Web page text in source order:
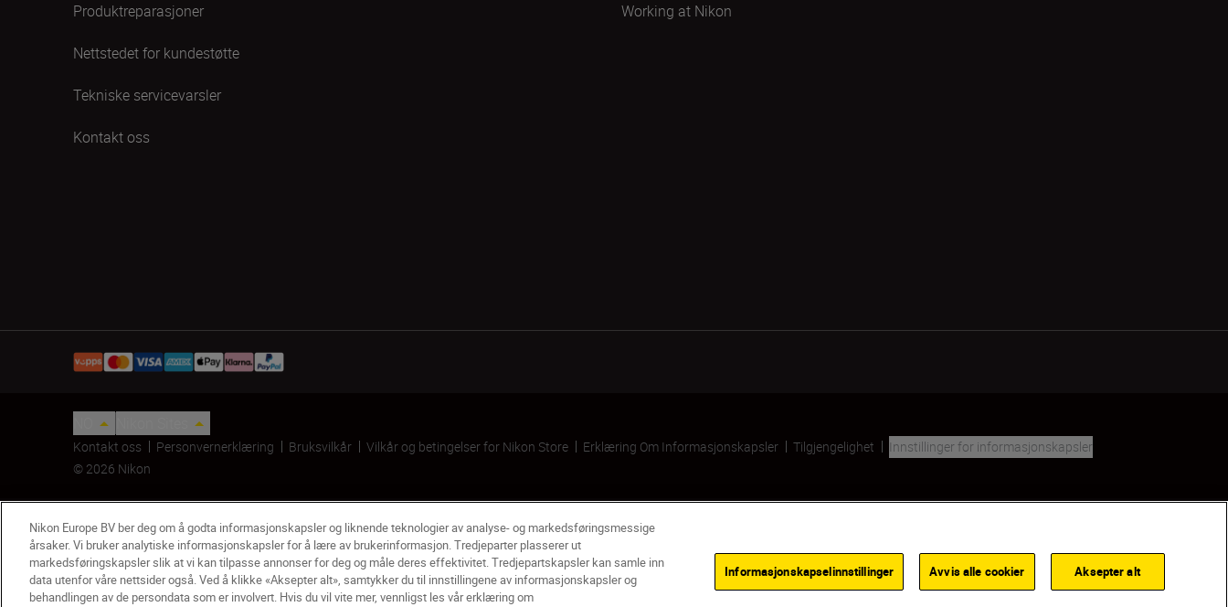
Produktreparasjoner
Nettstedet for kundestøtte
Tekniske servicevarsler
Kontakt oss
Working at Nikon
Kontakt oss Personvernerklæring Bruksvilkår Vilkår og betingelser for Nikon Store Erklæring Om Informasjonskapsler Tilgjengelighet
Innstillinger for informasjonskapsler
© 2026 Nikon
Nikon Europe BV ber deg om å godta informasjonskapsler og liknende teknologier av analyse- og markedsføringsmessige
årsaker. Vi bruker analytiske informasjonskapsler for å lære av brukerinformasjon. Tredjeparter plasserer ut
markedsføringskapsler slik at vi kan tilpasse annonser for deg og måle deres effektivitet. Tredjepartskapsler kan samle inn
data utenfor våre nettsider også. Ved å klikke «Aksepter alt», samtykker du til innstillingene av informasjonskapsler og
behandlingen av de persondata som er involvert. Hvis du vil vite mer, vennligst les vår erklæring om
Informasjonskapselinnstillinger Avvis alle cookier Aksepter alt